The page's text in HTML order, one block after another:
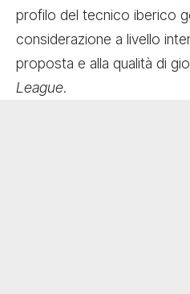
profilo del tecnico iberico
considerazione a livello
proposta e alla qualità di
League.